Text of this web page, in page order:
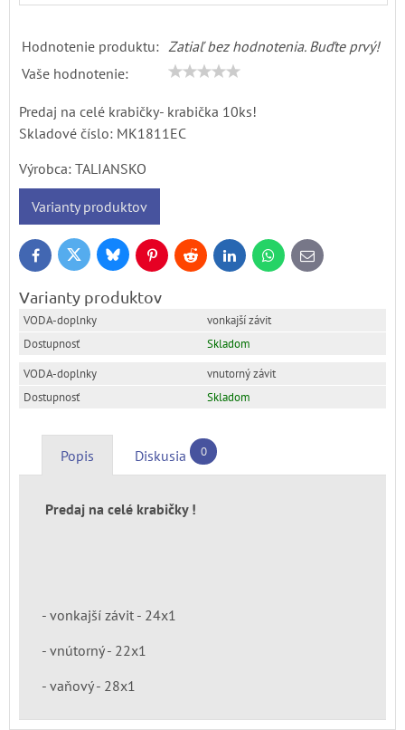
Hodnotenie produktu: Zatiaľ bez hodnotenia. Buďte prvý!
Vaše hodnotenie:
Predaj na celé krabičky- krabička 10ks!
Skladové číslo: MK1811EC
Výrobca: TALIANSKO
Varianty produktov
FacebookTwitter BlueskyPinterestReddit LinkedInWhatsApp
E-
mail
Varianty produktov
vonkajší závit
Skladom
vnutorný závit
Skladom
Popis Diskusia 0
Predaj na celé krabičky !
- vonkajší závit - 24x1
- vnútorný - 22x1
- vaňový - 28x1